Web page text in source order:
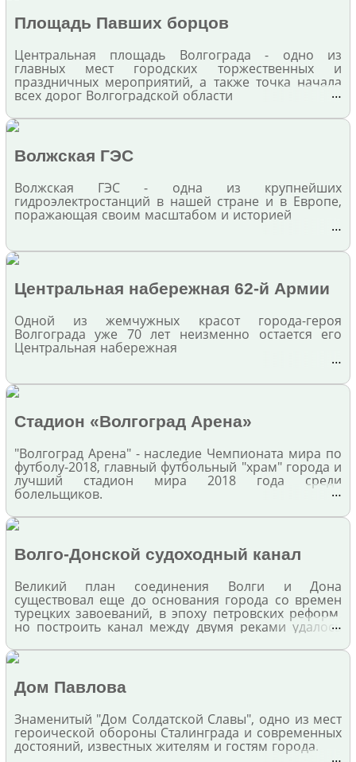
Площадь Павших борцов
Центральная площадь Волгограда - одно из
главных мест городских торжественных и
праздничных мероприятий, а также точка начала
всех дорог Волгоградской области …
Волжская ГЭС
Волжская ГЭС - одна из крупнейших
гидроэлектростанций в нашей стране и в Европе,
поражающая своим масштабом и историей
…
Центральная набережная 62-й Армии
Одной из жемчужных красот города-героя
Волгограда уже 70 лет неизменно остается его
Центральная набережная
…
Стадион «Волгоград Арена»
"Волгоград Арена" - наследие Чемпионата мира по
футболу-2018, главный футбольный "храм" города и
лучший стадион мира 2018 года среди
болельщиков. …
Волго-Донской судоходный канал
Великий план соединения Волги и Дона
существовал еще до основания города со времен
турецких завоеваний, в эпоху петровских реформ,
но построить канал между двумя реками удалось
был проложен из Сталинграда до Калача-на-Дону
…
Дом Павлова
Знаменитый "Дом Солдатской Славы", одно из мест
героической обороны Сталинграда и современных
достояний, известных жителям и гостям города.
…